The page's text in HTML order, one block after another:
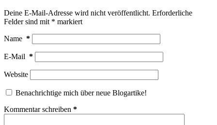
Deine E-Mail-Adresse wird nicht veröffentlicht. Erforderliche
Felder sind mit * markiert
Name *
E-Mail *
Website
Benachrichtige mich über neue Blogartike!
Kommentar schreiben *